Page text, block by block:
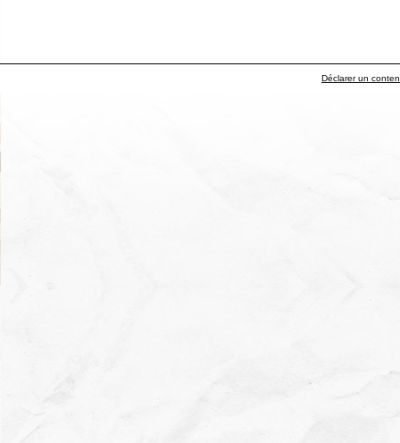
Déclarer un